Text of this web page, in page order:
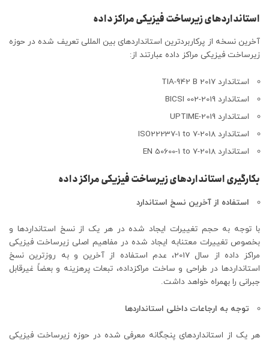
استانداردهای زیرساخت فیزیکی مراکز داده
آخرین نسخه از پرکاربردترین استانداردهای بین المللی تعریف شده در حوزه
زیرساخت فیزیکی مراکز داده عبارتند از:
استاندارد TIA-942 B 2017
استاندارد BICSI 002-2019
استاندارد UPTIME-2019
استاندارد ISO22237-1 to 7-2018
استاندارد EN 50600-1 to 7-2018
بکارگیری استانداردهای زیرساخت فیزیکی مراکز داده
استفاده از آخرین نسخ استاندارد
با توجه به حجم تغییرات ایجاد شده در هر یک از نسخ استانداردها و
بخصوص تغییرات معتنابه ایجاد شده در مفاهیم اصلی زیرساخت فیزیکی
مراکز داده از سال 2017، عدم استفاده از آخرین و به روزترین نسخ
استانداردها در طراحی و ساخت مراکزداده، تبعات پرهزینه و بعضاً غیرقابل
جبرانی را بهمراه خواهد داشت.
توجه به ارجاعات داخلی استانداردها
هر یک از استانداردهای پنجگانه معرفی شده در حوزه زیرساخت فیزیکی